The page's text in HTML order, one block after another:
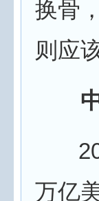
换骨
则应
万亿